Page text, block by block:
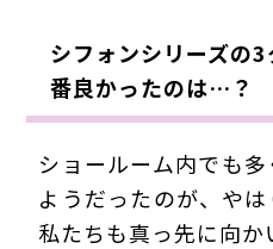
シフォンシリーズの
番良かったのは…？
ショールーム内でも
ようだったのが、やは
私たちも真っ先に向か